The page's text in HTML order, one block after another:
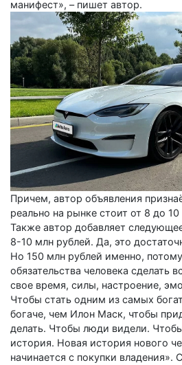
манифест», – пишет автор.
Причем, автор объявления
реально на рынке стоит от 8 до
Также автор добавляет
8-10 млн рублей. Да, это
Но 150 млн рублей именно,
обязательства человека сделать
свое время, силы, настроение,
Чтобы стать одним из самых
богаче, чем Илон Маск, чтобы
делать. Чтобы люди видели.
история. Новая история нового
начинается с покупки владения».